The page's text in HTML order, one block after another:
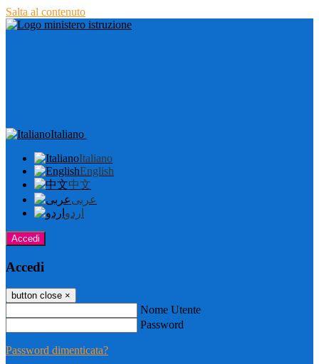
Salta al contenuto
Italiano
Italiano
English
中文
عربى
اردو
Accedi
Accedi
button close ×
Nome Utente
Password
Password dimenticata?